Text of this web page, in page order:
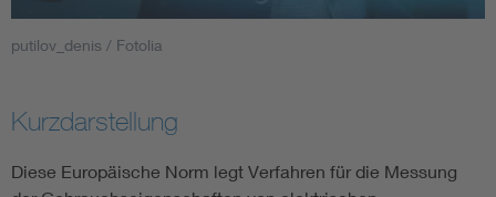
Smart Cities
Blitzschutz: DIN EN 62305 in der Übersicht
putilov_denis / Fotolia
Kurzdarstellung
Diese Europäische Norm legt Verfahren für die Messung